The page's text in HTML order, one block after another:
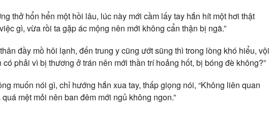
thở hổn hển một hồi lâu, lúc này mới cầm lấy tay hắn hít một hơi thật
gì, vừa rồi ta gặp ác mộng nên mới không cẩn thận bị ngã.”
đầy mồ hôi lạnh, đến trung y cũng ướt sũng thì trong lòng khó hiểu, vội
phải vì bị thương ở trán nên mới thần trí hoảng hốt, bị bóng đè không?”
muốn nói gì, chỉ hướng hắn xua tay, thấp giọng nói, “Không liên quan
mệt mỏi nên ban đêm mới ngủ không ngon.”